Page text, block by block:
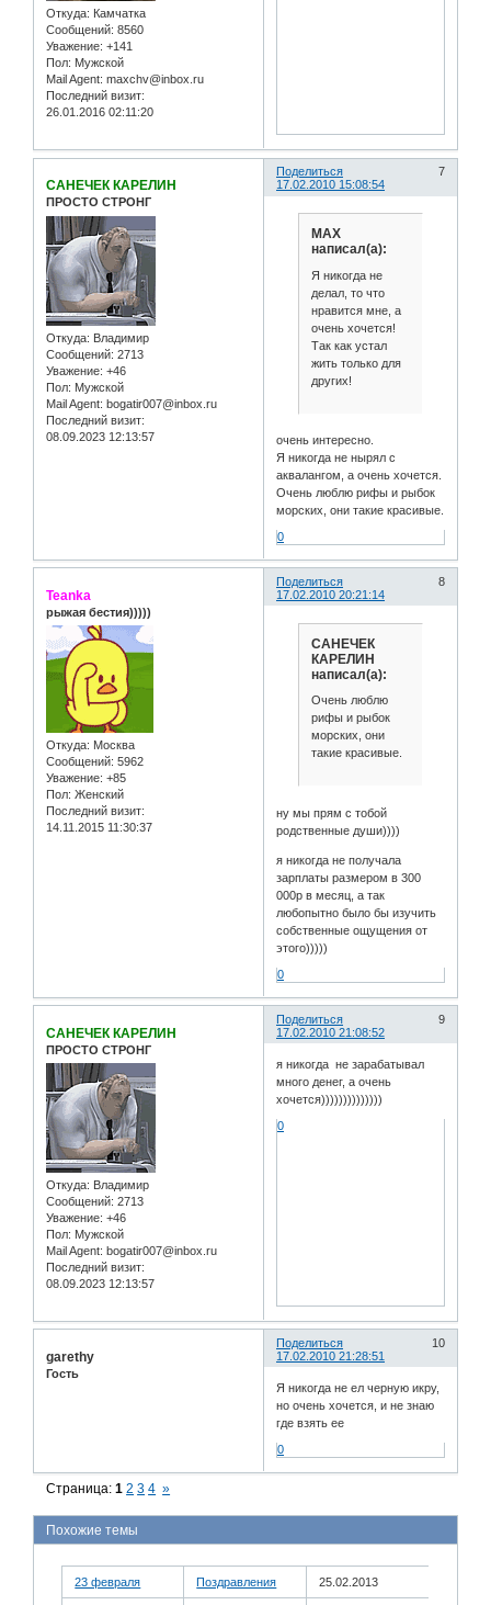
Откуда: Камчатка
Сообщений: 8560
Уважение: +141
Пол: Мужской
Mail Agent: maxchv@inbox.ru
Последний визит:
26.01.2016 02:11:20
Поделиться
7
17.02.2010 15:08:54
САНЕЧЕК КАРЕЛИН
ПРОСТО СТРОНГ
Откуда: Владимир
Сообщений: 2713
Уважение: +46
Пол: Мужской
Mail Agent: bogatir007@inbox.ru
Последний визит:
08.09.2023 12:13:57
MAX
написал(а):
Я никогда не
делал, то что
нравится мне, а
очень хочется!
Так как устал
жить только для
других!
очень интересно.
Я никогда не нырял с
аквалангом, а очень хочется.
Очень люблю рифы и рыбок
морских, они такие красивые.
0
Поделиться
8
17.02.2010 20:21:14
Teanka
рыжая бестия)))))
Откуда: Москва
Сообщений: 5962
Уважение: +85
Пол: Женский
Последний визит:
14.11.2015 11:30:37
САНЕЧЕК
КАРЕЛИН
написал(а):
Очень люблю
рифы и рыбок
морских, они
такие красивые.
ну мы прям с тобой
родственные души))))
я никогда не получала
зарплаты размером в 300
000р в месяц, а так
любопытно было бы изучить
собственные ощущения от
этого)))))
0
Поделиться
9
17.02.2010 21:08:52
САНЕЧЕК КАРЕЛИН
ПРОСТО СТРОНГ
Откуда: Владимир
Сообщений: 2713
Уважение: +46
Пол: Мужской
Mail Agent: bogatir007@inbox.ru
Последний визит:
08.09.2023 12:13:57
я никогда не зарабатывал
много денег, а очень
хочется))))))))))))))
0
Поделиться
10
17.02.2010 21:28:51
garethy
Гость
Я никогда не ел черную икру,
но очень хочется, и не знаю
где взять ее
0
Страница:1 2 3 4 »
Похожие темы
23 февраля Поздравления 25.02.2013